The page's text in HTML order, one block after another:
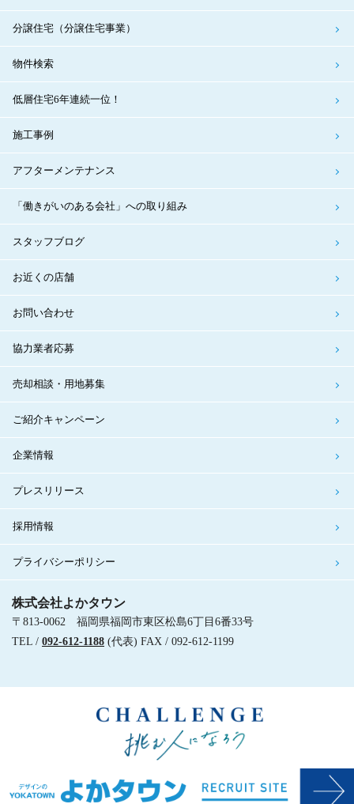
分譲住宅（分譲住宅事業）
物件検索
低層住宅6年連続一位！
施工事例
アフターメンテナンス
「働きがいのある会社」への取り組み
スタッフブログ
お近くの店舗
お問い合わせ
協力業者応募
売却相談・用地募集
ご紹介キャンペーン
企業情報
プレスリリース
採用情報
プライバシーポリシー
株式会社よかタウン
〒813-0062 福岡県福岡市東区松島6丁目6番33号
TEL / 092-612-1188 (代表) FAX / 092-612-1199